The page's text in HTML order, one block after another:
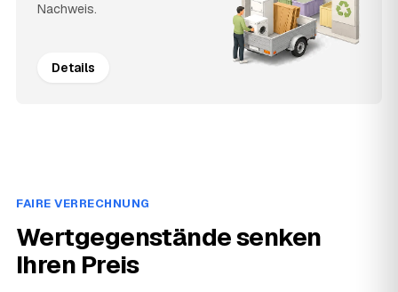
Nachweis.
Details
FAIRE VERRECHNUNG
Wertgegenstände senken
Ihren Preis